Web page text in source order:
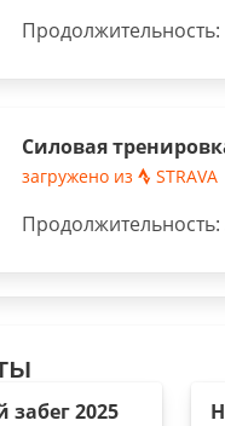
Силовая
загружено из
STRAVA
2025